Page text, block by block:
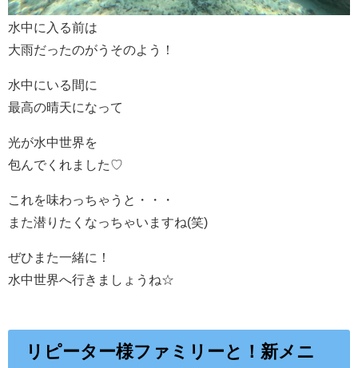
水中に入る前は
大雨だったのがうそのよう！
水中にいる間に
最高の晴天になって
光が水中世界を
包んでくれました♡
これを味わっちゃうと・・・
また潜りたくなっちゃいますね(笑)
ぜひまた一緒に！
水中世界へ行きましょうね☆
リピーター様ファミリーと！新メニ